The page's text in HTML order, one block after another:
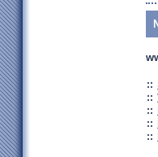
::
::
::
::
::